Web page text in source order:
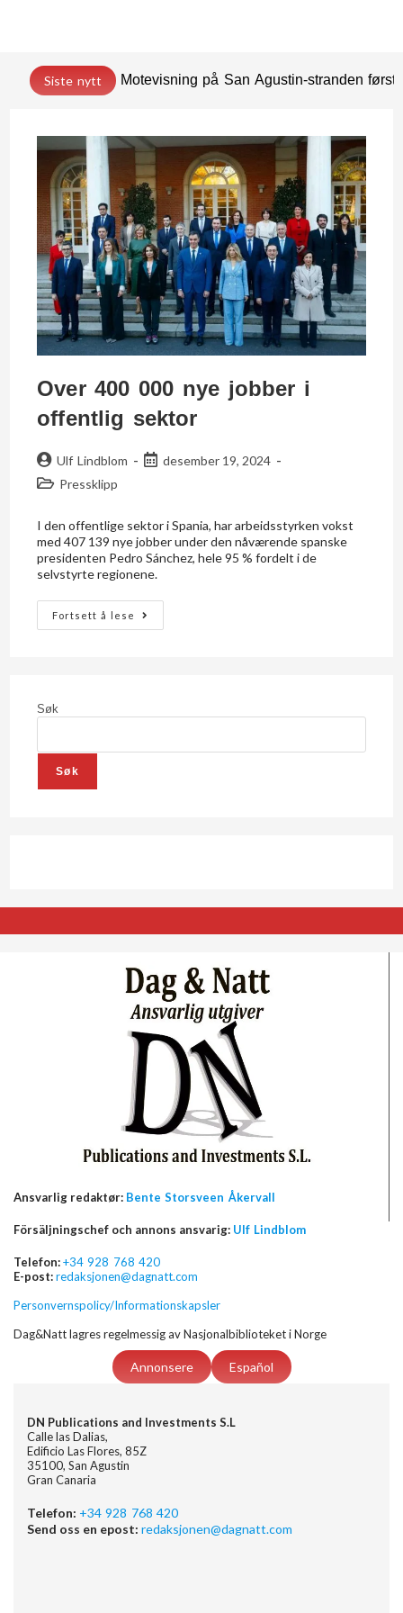
Siste nytt Motevisning på San Agustin-stranden
Over 400 000 nye jobber i
offentlig sektor
Ulf Lindblom
desember 19, 2024
Pressklipp
I den offentlige sektor i Spania, har arbeidsstyrken vokst
med 407 139 nye jobber under den nåværende spanske
presidenten Pedro Sánchez, hele 95 % fordelt i de
selvstyrte regionene.
Fortsett å lese
Søk
Søk
Ansvarlig redaktør: Bente Storsveen Åkervall
Försäljningschef och annons ansvarig: Ulf Lindblom
Telefon:+34 928 768 420
E-post:redaksjonen@dagnatt.com
Personvernspolicy/Informationskapsler
Dag&Natt lagres regelmessig av Nasjonalbiblioteket i Norge
Annonsere Español
DN Publications and Investments S.L
Calle las Dalias,
Edificio Las Flores, 85Z
35100, San Agustin
Gran Canaria
Telefon: +34 928 768 420
Send oss en epost: redaksjonen@dagnatt.com